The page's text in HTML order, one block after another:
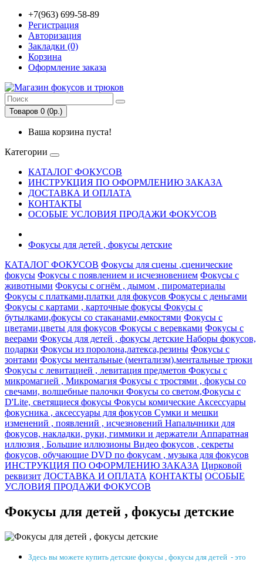
+7(963) 699-58-89
Регистрация
Авторизация
Закладки (0)
Корзина
Оформление заказа
Товаров 0 (0р.)
Ваша корзина пуста!
Категории
КАТАЛОГ ФОКУСОВ
ИНСТРУКЦИЯ ПО ОФОРМЛЕНИЮ ЗАКАЗА
ДОСТАВКА И ОПЛАТА
КОНТАКТЫ
ОСОБЫЕ УСЛОВИЯ ПРОДАЖИ ФОКУСОВ
Фокусы для детей , фокусы детские
КАТАЛОГ ФОКУСОВ Фокусы для сцены ,сценические
фокусы Фокусы с появлением и исчезновением Фокусы с
животными Фокусы с огнём , дымом , пироматериалы
Фокусы с платками,платки для фокусов Фокусы с деньгами
Фокусы с картами , карточные фокусы Фокусы с
бутылками,фокусы со стаканами,емкостями Фокусы с
цветами,цветы для фокусов Фокусы с веревками Фокусы с
веерами Фокусы для детей , фокусы детские Наборы фокусов,
подарки Фокусы из поролона,латекса,резины Фокусы с
зонтами Фокусы ментальные (ментализм),ментальные трюки
Фокусы с левитацией , левитация предметов Фокусы с
микромагией , Микромагия Фокусы с тростями , фокусы со
свечами, волшебные палочки Фокусы со светом,Фокусы с
D'Lite, светящиеся фокусы Фокусы комические Аксессуары
фокусника , аксессуары для фокусов Сумки и мешки
изменений , появлений , исчезновений Напальчники для
фокусов, накладки, руки, гиммики и держатели Аппаратная
иллюзия , Большие иллюзионы Видео фокусов , секреты
фокусов, обучающие DVD по фокусам , музыка для фокусов
ИНСТРУКЦИЯ ПО ОФОРМЛЕНИЮ ЗАКАЗА Цирковой
реквизит ДОСТАВКА И ОПЛАТА КОНТАКТЫ ОСОБЫЕ
УСЛОВИЯ ПРОДАЖИ ФОКУСОВ
Фокусы для детей , фокусы детские
Здесь вы можете купить детские фокусы , фокусы для детей - это